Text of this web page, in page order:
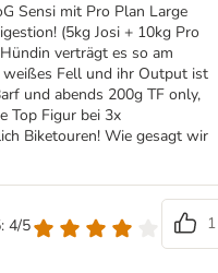
Sensi mit Pro Plan Large
(5kg Josi + 10kg Pro
verträgt es so am
weißes Fell und ihr Output ist
und abends 200g TF only,
Top Figur bei 3x
Biketouren! Wie gesagt wir
4/5
1